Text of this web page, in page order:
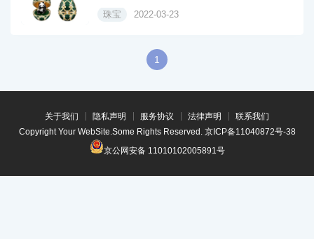
珠宝 2022-03-23
1
关于我们 隐私声明 服务协议 法律声明
联系我们
Copyright Your WebSite.Some Rights Reserved. 京ICP备11040872号-38
京公网安备 11010102005891号